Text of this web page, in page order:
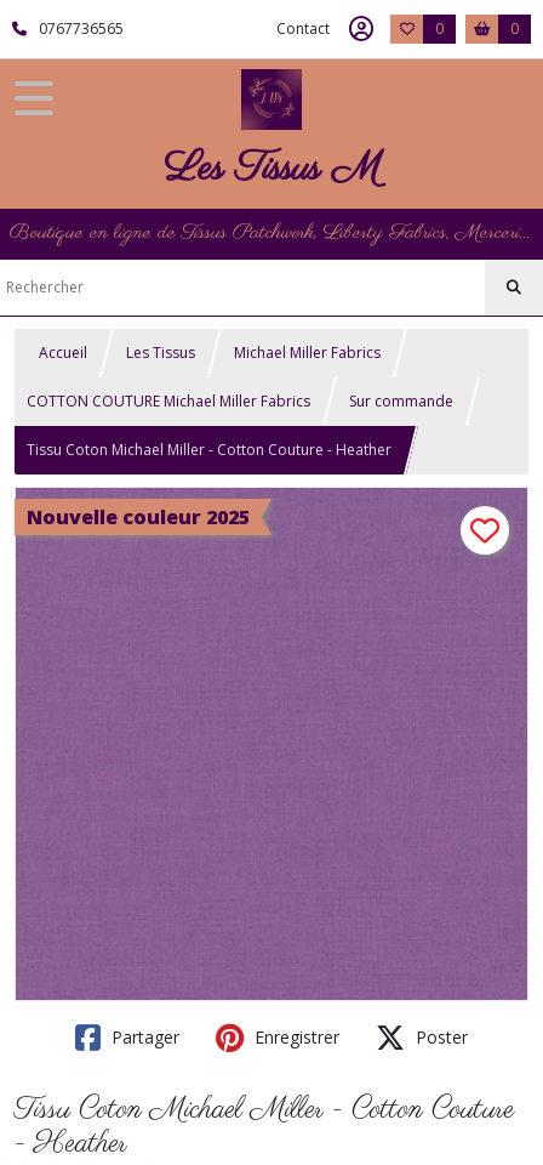
0767736565 Contact 0 0
Les Tissus M
Boutique en ligne de Tissus Patchwork, Liberty Fabrics, Mercerie et Matériel de Point de Croix
Accueil Les Tissus Michael Miller Fabrics
COTTON COUTURE Michael Miller Fabrics Sur commande
Tissu Coton Michael Miller - Cotton Couture - Heather
Nouvelle couleur 2025
Partager Enregistrer Poster
Tissu Coton Michael Miller - Cotton Couture
- Heather